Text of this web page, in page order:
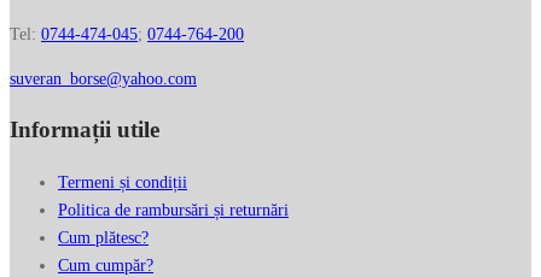
din
naturala
matlasata
P037IM-
002
Tel: 0744-474-045; 0744-764-200
suveran_borse@yahoo.com
Informații utile
Termeni și condiții
Politica de rambursări și returnări
Cum plătesc?
Cum cumpăr?